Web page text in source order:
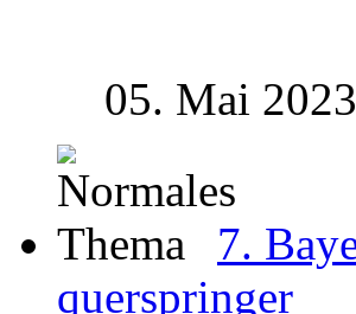
05. Mai
7.
querspringer